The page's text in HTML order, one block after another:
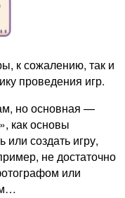
к сожалению, так и
проведения игр.
но основная —
как основы
или создать игру,
не достаточно
или